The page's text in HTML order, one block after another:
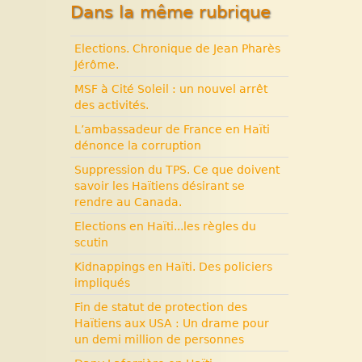
années terribles. Cité
Histoire d’Haïti. Histoire et
Vaudou.
Dans la même rubrique
Elections. Chronique de Jean Pharès
Jérôme.
MSF à Cité Soleil : un nouvel arrêt
des activités.
L’ambassadeur de France en Haïti
dénonce la corruption
Suppression du TPS. Ce que doivent
savoir les Haïtiens désirant se
rendre au Canada.
Elections en Haïti...les règles du
scutin
Kidnappings en Haïti. Des policiers
impliqués
Fin de statut de protection des
Haïtiens aux USA : Un drame pour
un demi million de personnes